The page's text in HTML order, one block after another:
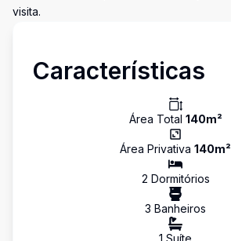
visita.
Características
Área Total 140m²
Área Privativa 140m²
2 Dormitórios
3 Banheiros
1 Suíte